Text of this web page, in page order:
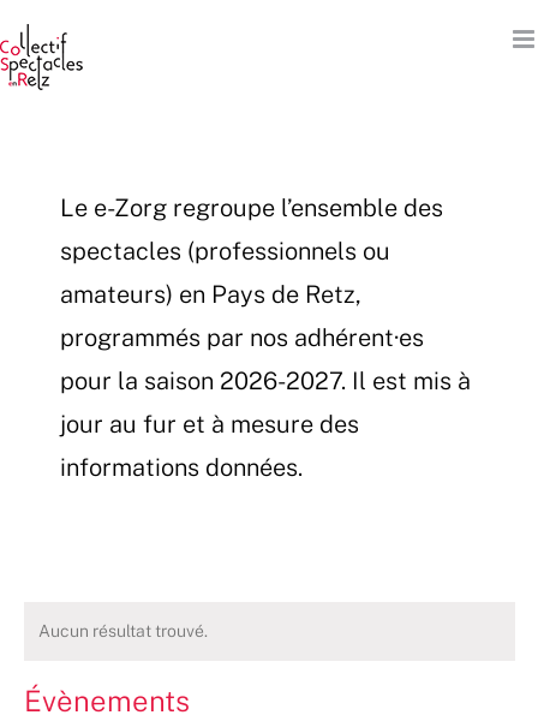
au
contenu
Le e-Zorg regroupe l’ensemble des
spectacles (professionnels ou
amateurs) en Pays de Retz,
programmés par nos adhérent·es
pour la saison 2026-2027. Il est mis à
jour au fur et à mesure des
informations données.
Aucun résultat trouvé.
Évènements